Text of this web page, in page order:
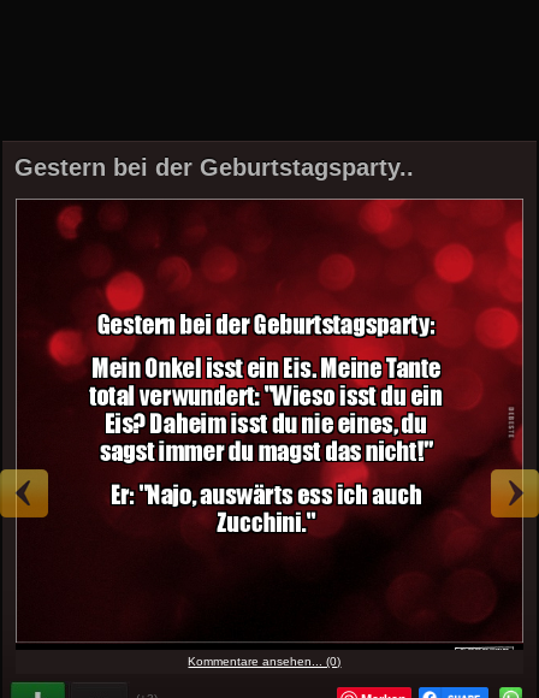
Gestern bei der Geburtstagsparty..
Kommentare ansehen... (0)